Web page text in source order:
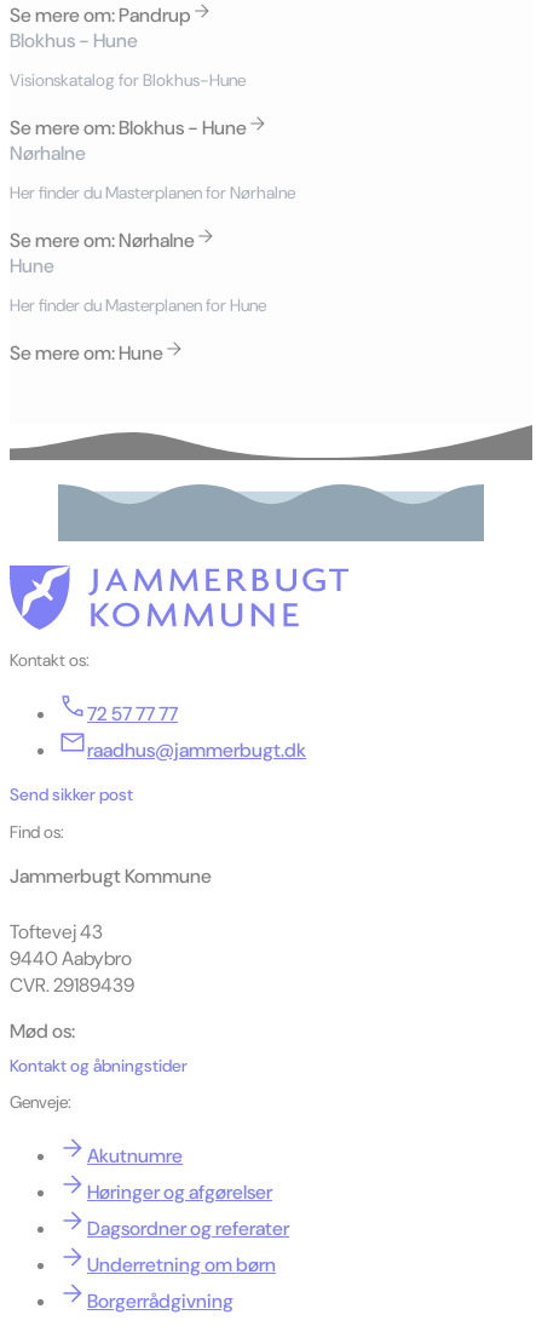
Se mere om: Pandrup
Blokhus - Hune
Visionskatalog for Blokhus-Hune
Se mere om: Blokhus - Hune
Nørhalne
Her finder du Masterplanen for Nørhalne
Se mere om: Nørhalne
Hune
Her finder du Masterplanen for Hune
Se mere om: Hune
Kontakt os:
72 57 77 77
raadhus@jammerbugt.dk
Send sikker post
Find os:
Jammerbugt Kommune
Toftevej 43
9440 Aabybro
CVR. 29189439
Mød os:
Kontakt og åbningstider
Genveje:
Akutnumre
Høringer og afgørelser
Dagsordner og referater
Underretning om børn
Borgerrådgivning